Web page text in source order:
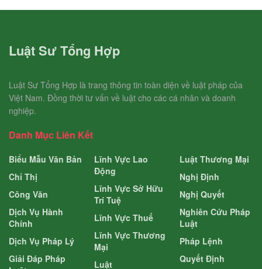
Luật Sư Tổng Hợp
Luật Sư Tổng Hợp là trang thông tin toàn diện về luật pháp của
Việt Nam. Đồng thời tư vấn về luật cho các cá nhân và doanh
nghiệp.
Danh Mục Liên Kết
Biểu Mẫu Văn Bản
Chỉ Thị
Công Văn
Dịch Vụ Hành
Chính
Dịch Vụ Pháp Lý
Giải Đáp Pháp
Lĩnh Vực Lao
Động
Lĩnh Vực Sở Hữu
Trí Tuệ
Lĩnh Vực Thuế
Lĩnh Vực Thương
Mại
Luật
Luật Thương Mại
Nghị Định
Nghị Quyết
Nghiên Cứu Pháp
Luật
Pháp Lệnh
Quyết Định